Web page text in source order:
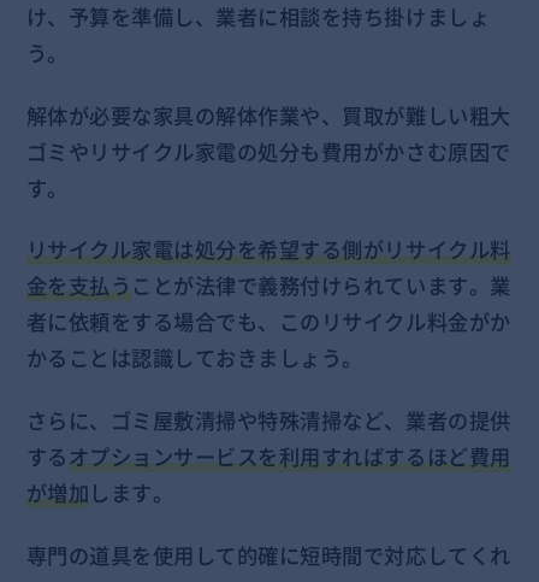
け、予算を準備し、業者に相談を持ち掛けましょ
う。
解体が必要な家具の解体作業や、買取が難しい粗大
ゴミやリサイクル家電の処分も費用がかさむ原因で
す。
リサイクル家電は処分を希望する側がリサイクル料
金を支払うことが法律で義務付けられています。業
者に依頼をする場合でも、このリサイクル料金がか
かることは認識しておきましょう。
さらに、ゴミ屋敷清掃や特殊清掃など、業者の提供
するオプションサービスを利用すればするほど費用
が増加します。
専門の道具を使用して的確に短時間で対応してくれ